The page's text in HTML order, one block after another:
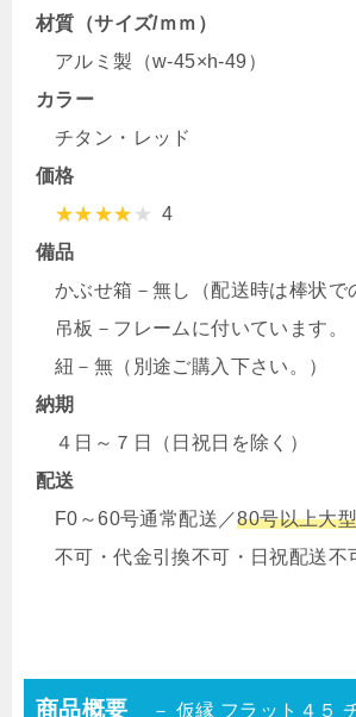
材質（サイズ/ｍｍ）
アルミ製（w-45×h-49）
カラー
チタン・レッド
価格
4
備品
かぶせ箱－無し（配送時は棒状で
吊板－フレームに付いています。
紐－無（別途ご購入下さい。）
納期
４日～７日（日祝日を除く）
配送
F0～60号通常配送／80号以上大
不可・代金引換不可・日祝配送不
商品概要
－ 仮縁 フラット４５